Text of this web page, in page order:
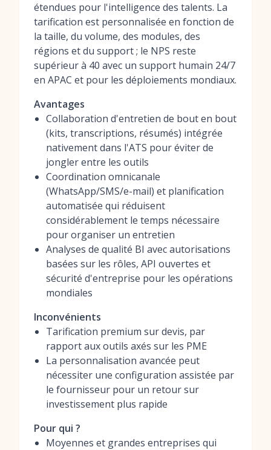
étendues pour l'intelligence des talents. La
tarification est personnalisée en fonction de
la taille, du volume, des modules, des
régions et du support ; le NPS reste
supérieur à 40 avec un support humain 24/7
en APAC et pour les déploiements mondiaux.
Avantages
Collaboration d'entretien de bout en bout
(kits, transcriptions, résumés) intégrée
nativement dans l'ATS pour éviter de
jongler entre les outils
Coordination omnicanale
(WhatsApp/SMS/e-mail) et planification
automatisée qui réduisent
considérablement le temps nécessaire
pour organiser un entretien
Analyses de qualité BI avec autorisations
basées sur les rôles, API ouvertes et
sécurité d'entreprise pour les opérations
mondiales
Inconvénients
Tarification premium sur devis, par
rapport aux outils axés sur les PME
La personnalisation avancée peut
nécessiter une configuration assistée par
le fournisseur pour un retour sur
investissement plus rapide
Pour qui ?
Moyennes et grandes entreprises qui